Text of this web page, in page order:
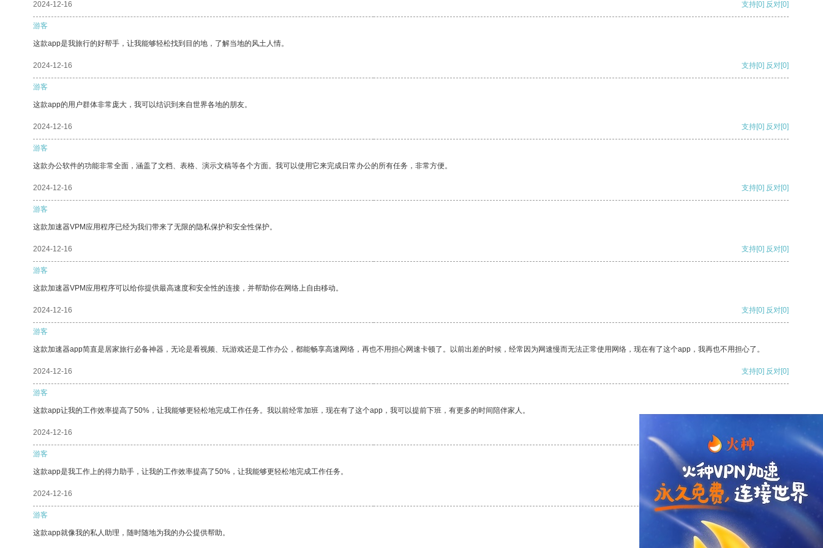
2024-12-16 支持[0] 反对[0]
游客
这款app是我旅行的好帮手，让我能够轻松找到目的地，了解当地的风土人情。
2024-12-16 支持[0] 反对[0]
游客
这款app的用户群体非常庞大，我可以结识到来自世界各地的朋友。
2024-12-16 支持[0] 反对[0]
游客
这款办公软件的功能非常全面，涵盖了文档、表格、演示文稿等各个方面。我可以使用它来完成日常办公的所有任务，非常方便。
2024-12-16 支持[0] 反对[0]
游客
这款加速器VPM应用程序已经为我们带来了无限的隐私保护和安全性保护。
2024-12-16 支持[0] 反对[0]
游客
这款加速器VPM应用程序可以给你提供最高速度和安全性的连接，并帮助你在网络上自由移动。
2024-12-16 支持[0] 反对[0]
游客
这款加速器app简直是居家旅行必备神器，无论是看视频、玩游戏还是工作办公，都能畅享高速网络，再也不用担心网速卡顿了。以前出差的时候，经常因为网速慢而无法正常使用网络，现在有了这个app，我再也不用担心了。
2024-12-16 支持[0] 反对[0]
游客
这款app让我的工作效率提高了50%，让我能够更轻松地完成工作任务。我以前经常加班，现在有了这个app，我可以提前下班，有更多的时间陪伴家人。
2024-12-16
游客
这款app是我工作上的得力助手，让我的工作效率提高了50%，让我能够更轻松地完成工作任务。
2024-12-16 支持 [0] 反对[0]
游客
这款app就像我的私人助理，随时随地为我的办公提供帮助。